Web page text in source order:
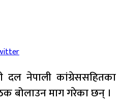
दल नेपाली कांग्रेससहितका
बोलाउन माग गरेका छन् ।